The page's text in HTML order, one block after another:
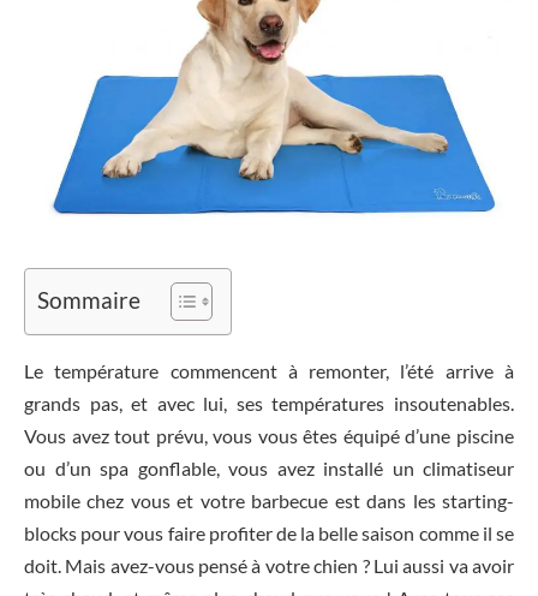
Sommaire
Le température commencent à remonter, l’été arrive à
grands pas, et avec lui, ses températures insoutenables.
Vous avez tout prévu, vous vous êtes équipé d’une piscine
ou d’un spa gonflable, vous avez installé un climatiseur
mobile chez vous et votre barbecue est dans les starting-
blocks pour vous faire profiter de la belle saison comme il se
doit. Mais avez-vous pensé à votre chien ? Lui aussi va avoir